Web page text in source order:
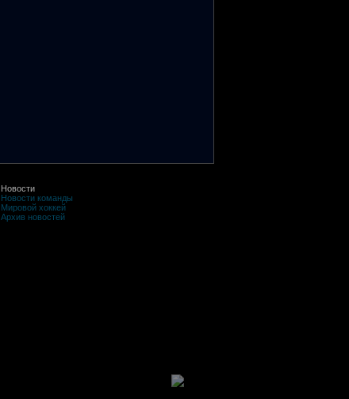
Новости
Новости команды
Мировой хоккей
Архив новостей